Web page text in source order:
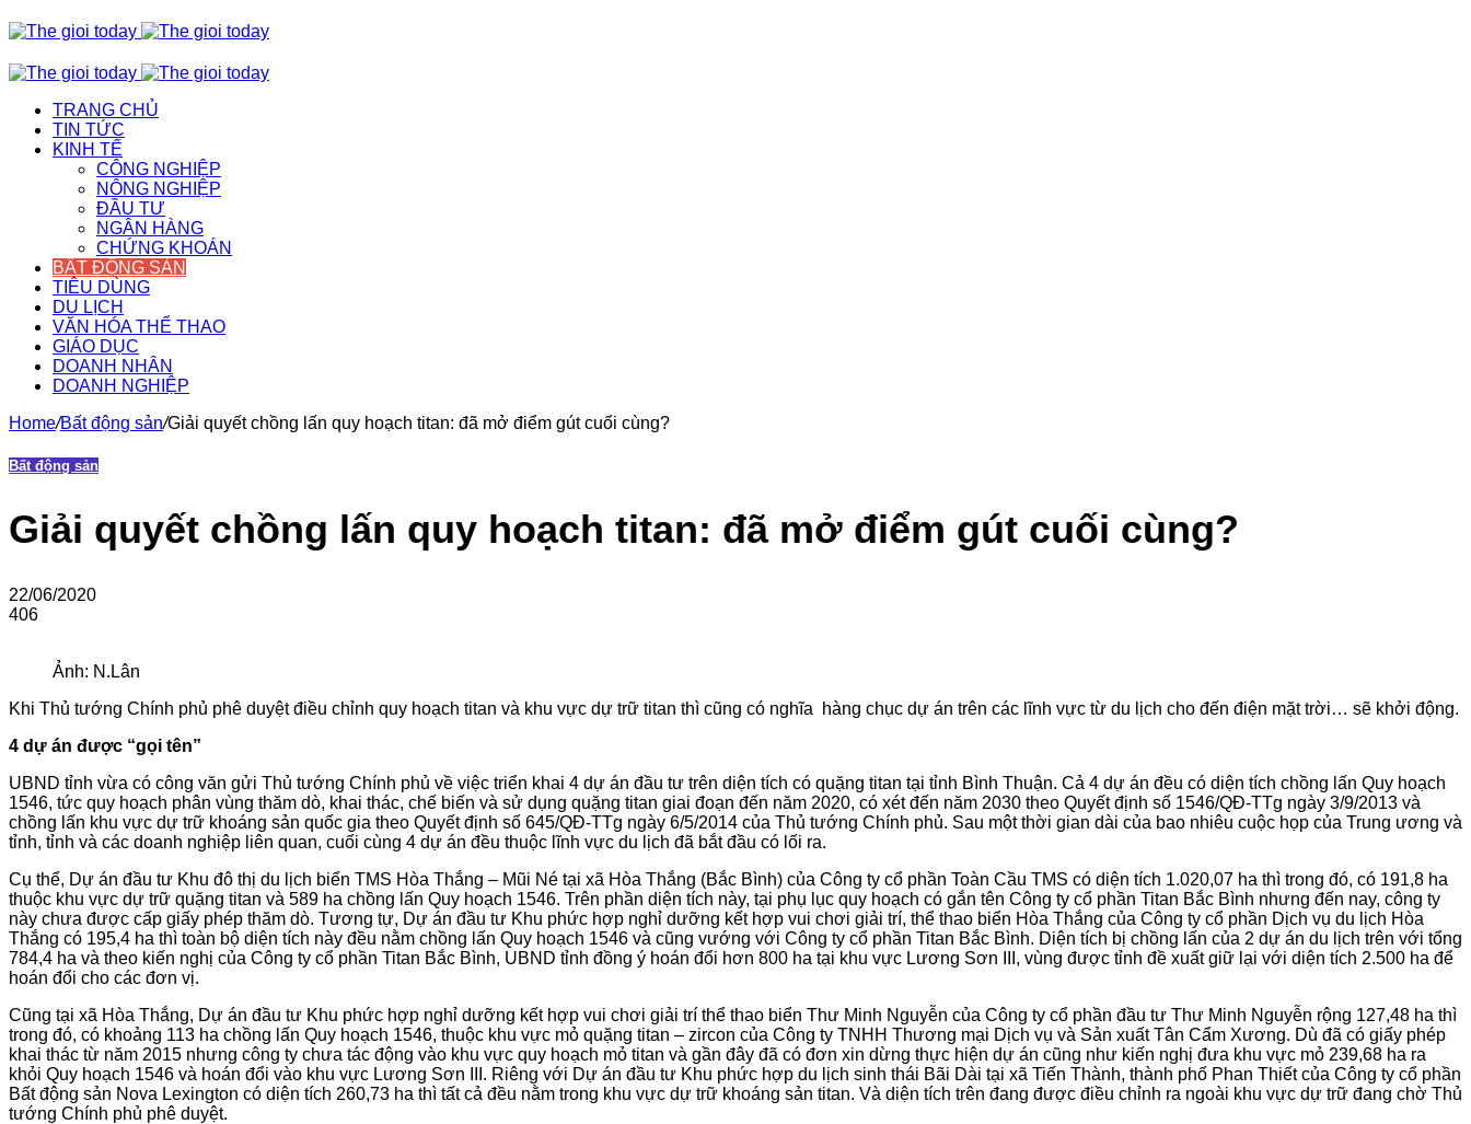
TRANG CHỦ
TIN TỨC
KINH TẾ
CÔNG NGHIỆP
NÔNG NGHIỆP
ĐẦU TƯ
NGÂN HÀNG
CHỨNG KHOÁN
BẤT ĐỘNG SẢN
TIÊU DÙNG
DU LỊCH
VĂN HÓA THỂ THAO
GIÁO DỤC
DOANH NHÂN
DOANH NGHIỆP
Home/Bất động sản/Giải quyết chồng lấn quy hoạch titan: đã mở điểm gút cuối cùng?
Bất động sản
Giải quyết chồng lấn quy hoạch titan: đã mở điểm gút cuối cùng?
22/06/2020
406
Ảnh: N.Lân
Khi Thủ tướng Chính phủ phê duyệt điều chỉnh quy hoạch titan và khu vực dự trữ titan thì cũng có nghĩa hàng chục dự án trên các lĩnh vực từ du lịch cho đến điện mặt trời… sẽ khởi động.
4 dự án được “gọi tên”
UBND tỉnh vừa có công văn gửi Thủ tướng Chính phủ về việc triển khai 4 dự án đầu tư trên diện tích có quặng titan tại tỉnh Bình Thuận. Cả 4 dự án đều có diện tích chồng lấn Quy hoạch
1546, tức quy hoạch phân vùng thăm dò, khai thác, chế biến và sử dụng quặng titan giai đoạn đến năm 2020, có xét đến năm 2030 theo Quyết định số 1546/QĐ-TTg ngày 3/9/2013 và
chồng lấn khu vực dự trữ khoáng sản quốc gia theo Quyết định số 645/QĐ-TTg ngày 6/5/2014 của Thủ tướng Chính phủ. Sau một thời gian dài của bao nhiêu cuộc họp của Trung ương và
tỉnh, tỉnh và các doanh nghiệp liên quan, cuối cùng 4 dự án đều thuộc lĩnh vực du lịch đã bắt đầu có lối ra.
Cụ thể, Dự án đầu tư Khu đô thị du lịch biển TMS Hòa Thắng – Mũi Né tại xã Hòa Thắng (Bắc Bình) của Công ty cổ phần Toàn Cầu TMS có diện tích 1.020,07 ha thì trong đó, có 191,8 ha
thuộc khu vực dự trữ quặng titan và 589 ha chồng lấn Quy hoạch 1546. Trên phần diện tích này, tại phụ lục quy hoạch có gắn tên Công ty cổ phần Titan Bắc Bình nhưng đến nay, công ty
này chưa được cấp giấy phép thăm dò. Tương tự, Dự án đầu tư Khu phức hợp nghỉ dưỡng kết hợp vui chơi giải trí, thể thao biển Hòa Thắng của Công ty cổ phần Dịch vụ du lịch Hòa
Thắng có 195,4 ha thì toàn bộ diện tích này đều nằm chồng lấn Quy hoạch 1546 và cũng vướng với Công ty cổ phần Titan Bắc Bình. Diện tích bị chồng lấn của 2 dự án du lịch trên với tổng
784,4 ha và theo kiến nghị của Công ty cổ phần Titan Bắc Bình, UBND tỉnh đồng ý hoán đổi hơn 800 ha tại khu vực Lương Sơn III, vùng được tỉnh đề xuất giữ lại với diện tích 2.500 ha để
hoán đổi cho các đơn vị.
Cũng tại xã Hòa Thắng, Dự án đầu tư Khu phức hợp nghỉ dưỡng kết hợp vui chơi giải trí thể thao biển Thư Minh Nguyễn của Công ty cổ phần đầu tư Thư Minh Nguyễn rộng 127,48 ha thì
trong đó, có khoảng 113 ha chồng lấn Quy hoạch 1546, thuộc khu vực mỏ quặng titan – zircon của Công ty TNHH Thương mại Dịch vụ và Sản xuất Tân Cẩm Xương. Dù đã có giấy phép
khai thác từ năm 2015 nhưng công ty chưa tác động vào khu vực quy hoạch mỏ titan và gần đây đã có đơn xin dừng thực hiện dự án cũng như kiến nghị đưa khu vực mỏ 239,68 ha ra
khỏi Quy hoạch 1546 và hoán đổi vào khu vực Lương Sơn III. Riêng với Dự án đầu tư Khu phức hợp du lịch sinh thái Bãi Dài tại xã Tiến Thành, thành phố Phan Thiết của Công ty cổ phần
Bất động sản Nova Lexington có diện tích 260,73 ha thì tất cả đều nằm trong khu vực dự trữ khoáng sản titan. Và diện tích trên đang được điều chỉnh ra ngoài khu vực dự trữ đang chờ Thủ
tướng Chính phủ phê duyệt.